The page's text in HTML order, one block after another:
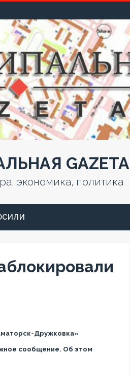
GAZЕТА
экономика, политика
Дружковка»
сообщение. Об этом